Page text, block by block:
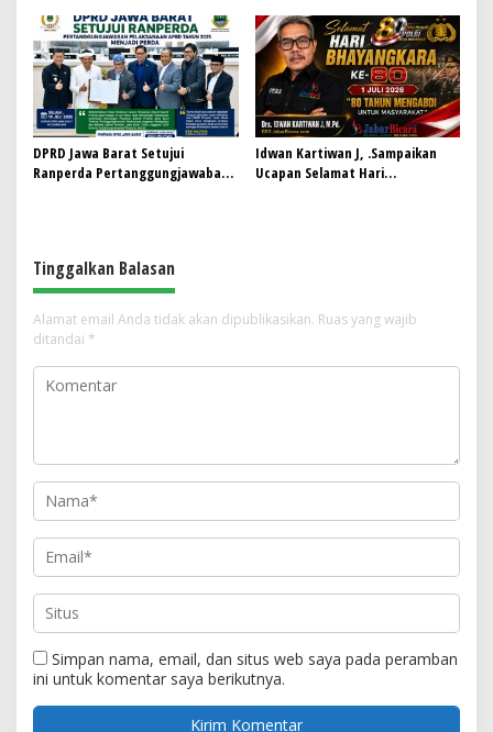
Kemanusiaan
DPRD Jawa Barat Setujui
Ranperda Pertanggungjawaban
Idwan Kartiwan J, .Sampaikan
Ucapan Selamat Hari
Tinggalkan Balasan
Alamat email Anda tidak akan dipublikasikan. Ruas yang wajib
ditandai *
Simpan nama, email, dan situs web saya pada peramban
ini untuk komentar saya berikutnya.